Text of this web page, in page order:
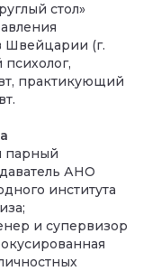
стол»
Швейцарии (г.
практикующий
парный
АНО
института
и супервизор